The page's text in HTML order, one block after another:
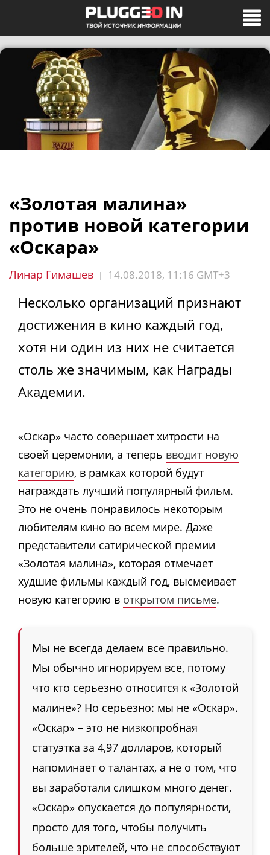
«Золотая малина»
против новой категории
«Оскара»
Линар Гимашев | 14.08.2018, 11:16 GMT+3
Несколько организаций признают
достижения в кино каждый год,
хотя ни один из них не считается
столь же значимым, как Награды
Академии.
«Оскар» часто совершает хитрости на
своей церемонии, а теперь вводит новую
категорию, в рамках которой будут
награждать лучший популярный фильм.
Это не очень понравилось некоторым
любителям кино во всем мире. Даже
представители сатирической премии
«Золотая малина», которая отмечает
худшие фильмы каждый год, высмеивает
новую категорию в открытом письме.
Мы не всегда делаем все правильно.
Мы обычно игнорируем все, потому
что кто серьезно относится к «Золотой
малине»? Но серьезно: мы не «Оскар».
«Оскар» – это не низкопробная
статуэтка за 4,97 долларов, который
напоминает о талантах, а не о том, что
вы заработали слишком много денег.
«Оскар» опускается до популярности,
просто для того, чтобы получить
больше зрителей, что не способствуют